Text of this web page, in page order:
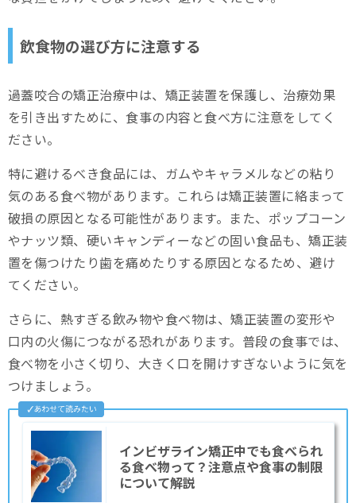
飲食物の選び方に注意する
過蓋咬合の矯正治療中は、矯正装置を保護し、治療効果
を引き出すために、食事の内容と食べ方に注意をしてく
ださい。
特に避けるべき食品には、ガムやキャラメルなどの粘り
気のある食べ物があります。これらは矯正装置に絡まって
破損の原因となる可能性があります。また、ポップコーン
やナッツ類、硬いキャンディーなどの固い食品も、矯正装
置を傷つけたり歯を痛めたりする原因となるため、避け
てください。
さらに、熱すぎる飲み物や食べ物は、矯正装置の変形や
口内の火傷につながる恐れがあります。普段の食事では、
食べ物を小さく切り、大きく口を開けすぎないように気を
つけましょう。
インビザライン矯正中でも食べられ
る食べ物って？注意点や食事の制限
について解説